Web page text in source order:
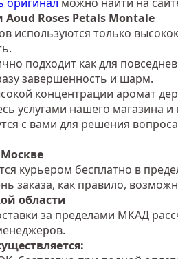
Aoud Roses Petals Montale
используются только
подходит как для
завершенность и шарм.
концентрации аромат
услугами нашего
с вами для решения
курьером бесплатно в
заказа, как правило,
области
за пределами МКАД